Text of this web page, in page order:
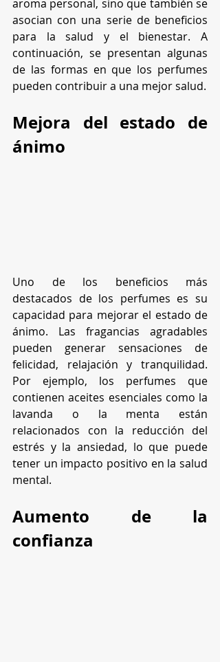
aroma personal, sino que también se
asocian con una serie de beneficios
para la salud y el bienestar. A
continuación, se presentan algunas
de las formas en que los perfumes
pueden contribuir a una mejor salud.
Mejora del estado de
ánimo
Uno de los beneficios más
destacados de los perfumes es su
capacidad para mejorar el estado de
ánimo. Las fragancias agradables
pueden generar sensaciones de
felicidad, relajación y tranquilidad.
Por ejemplo, los perfumes que
contienen aceites esenciales como la
lavanda o la menta están
relacionados con la reducción del
estrés y la ansiedad, lo que puede
tener un impacto positivo en la salud
mental.
Aumento de la
confianza